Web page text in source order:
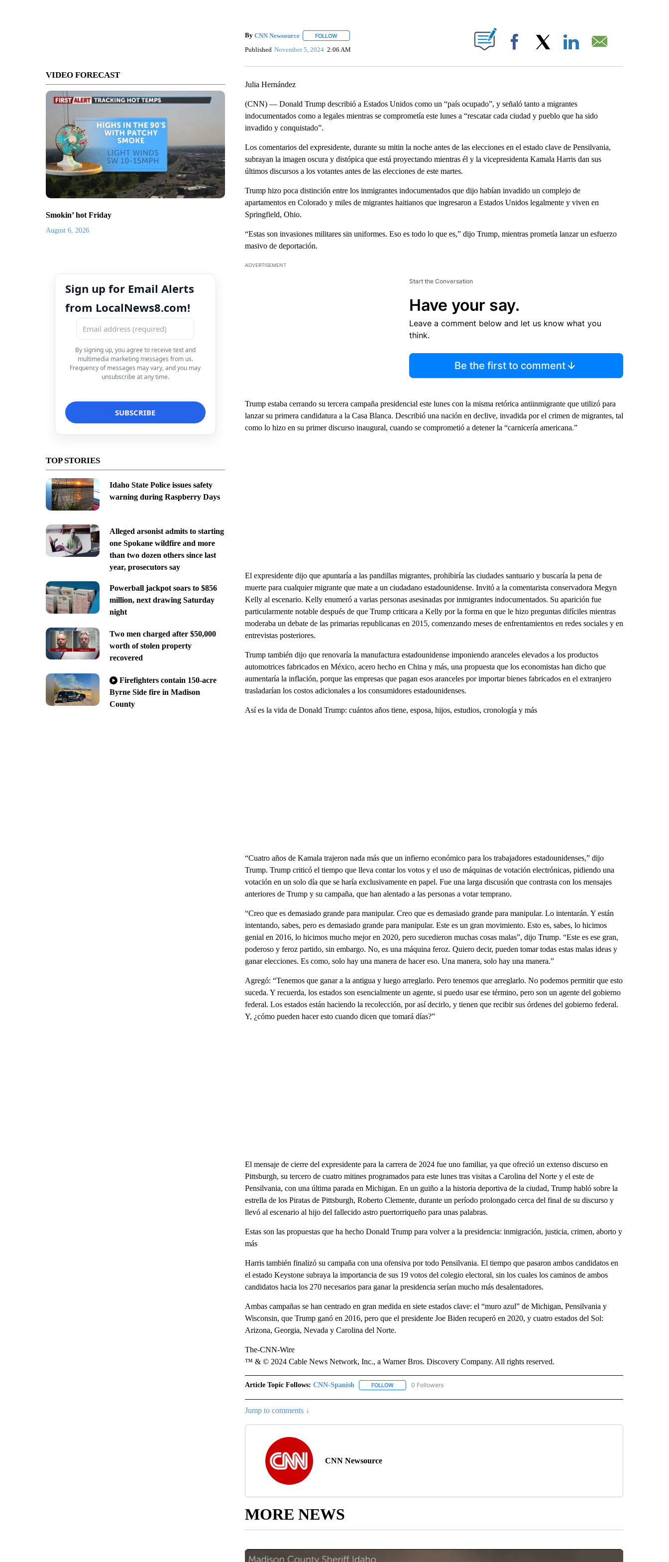
VIDEO FORECAST
Smokin’ hot Friday
August 6, 2026
Sign up for Email Alerts
from LocalNews8.com!
By signing up, you agree to receive text and
multimedia marketing messages from us.
Frequency of messages may vary, and you may
unsubscribe at any time.
TOP STORIES
Idaho State Police issues safety
warning during Raspberry Days
Alleged arsonist admits to starting
one Spokane wildfire and more
than two dozen others since last
year, prosecutors say
Powerball jackpot soars to $856
million, next drawing Saturday
night
Two men charged after $50,000
worth of stolen property
recovered
Firefighters contain 150-acre
Byrne Side fire in Madison
County
By CNN Newsource FOLLOWFOLLOW "" TO RECEIVE NOTIFICATIONS ABOUT NEW PAGES ON "".
Published November 5, 2024 2:06 AM Facebook
Julia Hernández
(CNN) — Donald Trump describió a Estados Unidos como un “país ocupado”, y señaló tanto a migrantes
indocumentados como a legales mientras se comprometía este lunes a “rescatar cada ciudad y pueblo que ha sido
invadido y conquistado”.
Los comentarios del expresidente, durante su mitin la noche antes de las elecciones en el estado clave de Pensilvania,
subrayan la imagen oscura y distópica que está proyectando mientras él y la vicepresidenta Kamala Harris dan sus
últimos discursos a los votantes antes de las elecciones de este martes.
Trump hizo poca distinción entre los inmigrantes indocumentados que dijo habían invadido un complejo de
apartamentos en Colorado y miles de migrantes haitianos que ingresaron a Estados Unidos legalmente y viven en
Springfield, Ohio.
“Estas son invasiones militares sin uniformes. Eso es todo lo que es,” dijo Trump, mientras prometía lanzar un esfuerzo
masivo de deportación.
ADVERTISEMENT
Start the Conversation
Have your say.
Leave a comment below and let us know what you
think.
Be the first to comment
Trump estaba cerrando su tercera campaña presidencial este lunes con la misma retórica antiinmigrante que utilizó para
lanzar su primera candidatura a la Casa Blanca. Describió una nación en declive, invadida por el crimen de migrantes, tal
como lo hizo en su primer discurso inaugural, cuando se comprometió a detener la “carnicería americana.”
El expresidente dijo que apuntaría a las pandillas migrantes, prohibiría las ciudades santuario y buscaría la pena de
muerte para cualquier migrante que mate a un ciudadano estadounidense. Invitó a la comentarista conservadora Megyn
Kelly al escenario. Kelly enumeró a varias personas asesinadas por inmigrantes indocumentados. Su aparición fue
particularmente notable después de que Trump criticara a Kelly por la forma en que le hizo preguntas difíciles mientras
moderaba un debate de las primarias republicanas en 2015, comenzando meses de enfrentamientos en redes sociales y en
entrevistas posteriores.
Trump también dijo que renovaría la manufactura estadounidense imponiendo aranceles elevados a los productos
automotrices fabricados en México, acero hecho en China y más, una propuesta que los economistas han dicho que
aumentaría la inflación, porque las empresas que pagan esos aranceles por importar bienes fabricados en el extranjero
trasladarían los costos adicionales a los consumidores estadounidenses.
Así es la vida de Donald Trump: cuántos años tiene, esposa, hijos, estudios, cronología y más
“Cuatro años de Kamala trajeron nada más que un infierno económico para los trabajadores estadounidenses,” dijo
Trump. Trump criticó el tiempo que lleva contar los votos y el uso de máquinas de votación electrónicas, pidiendo una
votación en un solo día que se haría exclusivamente en papel. Fue una larga discusión que contrasta con los mensajes
anteriores de Trump y su campaña, que han alentado a las personas a votar temprano.
“Creo que es demasiado grande para manipular. Creo que es demasiado grande para manipular. Lo intentarán. Y están
intentando, sabes, pero es demasiado grande para manipular. Este es un gran movimiento. Esto es, sabes, lo hicimos
genial en 2016, lo hicimos mucho mejor en 2020, pero sucedieron muchas cosas malas”, dijo Trump. “Este es ese gran,
poderoso y feroz partido, sin embargo. No, es una máquina feroz. Quiero decir, pueden tomar todas estas malas ideas y
ganar elecciones. Es como, solo hay una manera de hacer eso. Una manera, solo hay una manera.”
Agregó: “Tenemos que ganar a la antigua y luego arreglarlo. Pero tenemos que arreglarlo. No podemos permitir que esto
suceda. Y recuerda, los estados son esencialmente un agente, si puedo usar ese término, pero son un agente del gobierno
federal. Los estados están haciendo la recolección, por así decirlo, y tienen que recibir sus órdenes del gobierno federal.
Y, ¿cómo pueden hacer esto cuando dicen que tomará días?”
El mensaje de cierre del expresidente para la carrera de 2024 fue uno familiar, ya que ofreció un extenso discurso en
Pittsburgh, su tercero de cuatro mitines programados para este lunes tras visitas a Carolina del Norte y el este de
Pensilvania, con una última parada en Michigan. En un guiño a la historia deportiva de la ciudad, Trump habló sobre la
estrella de los Piratas de Pittsburgh, Roberto Clemente, durante un período prolongado cerca del final de su discurso y
llevó al escenario al hijo del fallecido astro puertorriqueño para unas palabras.
Estas son las propuestas que ha hecho Donald Trump para volver a la presidencia: inmigración, justicia, crimen, aborto y
más
Harris también finalizó su campaña con una ofensiva por todo Pensilvania. El tiempo que pasaron ambos candidatos en
el estado Keystone subraya la importancia de sus 19 votos del colegio electoral, sin los cuales los caminos de ambos
candidatos hacia los 270 necesarios para ganar la presidencia serían mucho más desalentadores.
Ambas campañas se han centrado en gran medida en siete estados clave: el “muro azul” de Michigan, Pensilvania y
Wisconsin, que Trump ganó en 2016, pero que el presidente Joe Biden recuperó en 2020, y cuatro estados del Sol:
Arizona, Georgia, Nevada y Carolina del Norte.
The-CNN-Wire
™ & © 2024 Cable News Network, Inc., a Warner Bros. Discovery Company. All rights reserved.
Article Topic Follows: CNN-Spanish FOLLOWFOLLOW "CNN-SPANISH" TO RECEIVE NOTIFICATIONS ABOUT NEW PAGES ON "CNN-SPANISH".
0 Followers
Jump to comments ↓
CNN Newsource
MORE NEWS